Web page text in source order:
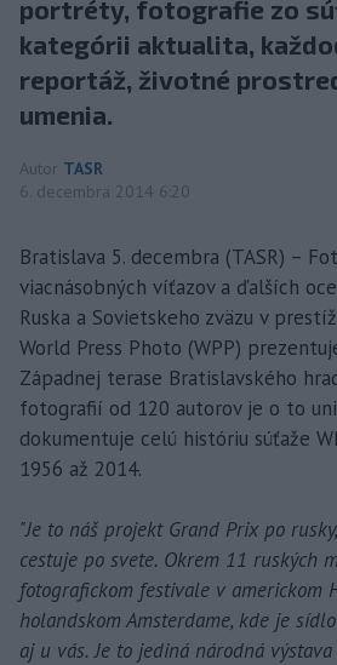
portréty, fotografie zo
kategórii aktualita,
reportáž, životné
umenia.
Autor TASR
6. decembra 2014 6:20
Bratislava 5. decembra (TASR) –
viacnásobných víťazov a ďalších
Ruska a Sovietskeho zväzu v
World Press Photo (WPP)
Západnej terase Bratislavského
fotografií od 120 autorov je o to
dokumentuje celú históriu súťaže
1956 až 2014.
"Je to náš projekt Grand Prix po
cestuje po svete. Okrem 11 ruských
fotografickom festivale v americkom
holandskom Amsterdame, kde je
aj u vás. Je to jediná národná